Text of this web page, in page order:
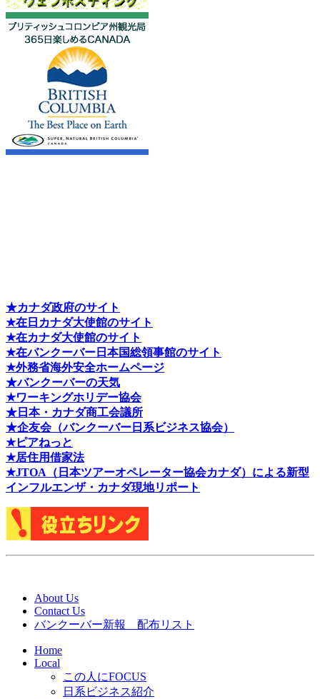
★カナダ政府のサイト
★在日カナダ大使館のサイト
★在カナダ大使館のサイト
★在バンクーバー日本国総領事館のサイト
★外務省海外安全ホームページ
★バンクーバーの天気
★ワーキングホリデー協会
★日本・カナダ商工会議所
★企友会（バンクーバー日系ビジネス協会）
★ピアねっと
★居住用借家法
★JTOA（日本ツアーオペレーター協会カナダ）による新型
インフルエンザ・カナダ現地リポート
About Us
Contact Us
バンクーバー新報 配布リスト
Home
Local
この人にFOCUS
日系ビジネス紹介